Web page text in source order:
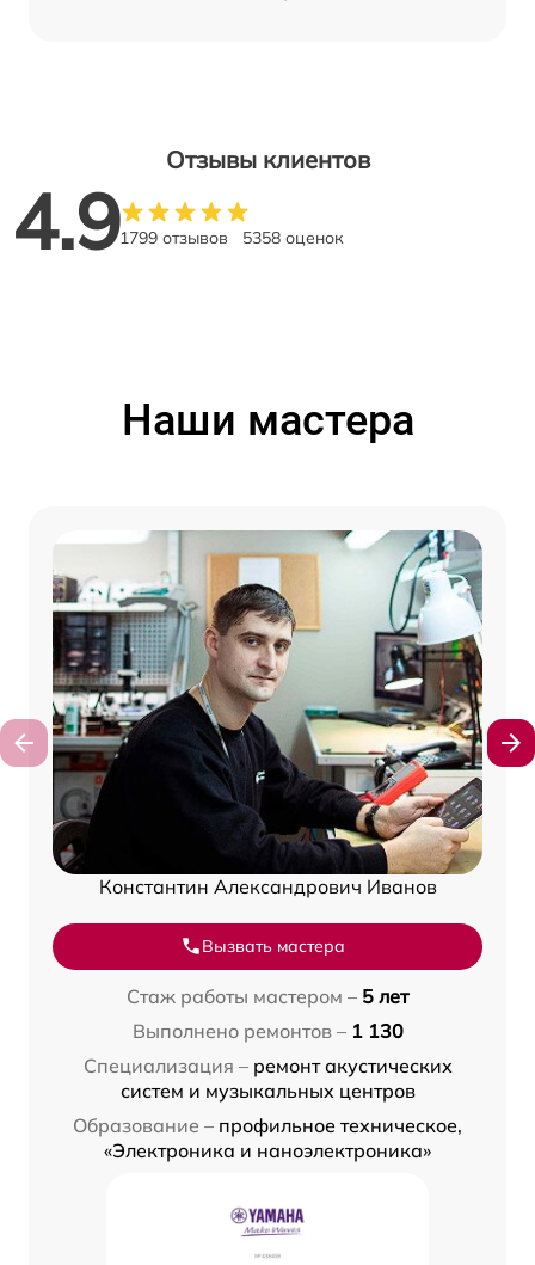
Отзывы клиентов
4.91799 отзывов 5358 оценок
Наши мастера
Константин Александрович Иванов
Вызвать мастера
Стаж работы мастером – 5 лет
Выполнено ремонтов – 1 130
Специализация – ремонт акустических
систем и музыкальных центров
Образование – профильное техническое,
«Электроника и наноэлектроника»